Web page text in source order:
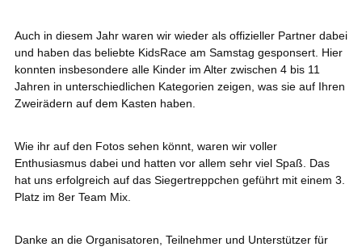
Auch in diesem Jahr waren wir wieder als offizieller Partner dabei
und haben das beliebte KidsRace am Samstag gesponsert. Hier
konnten insbesondere alle Kinder im Alter zwischen 4 bis 11
Jahren in unterschiedlichen Kategorien zeigen, was sie auf Ihren
Zweirädern auf dem Kasten haben.
Wie ihr auf den Fotos sehen könnt, waren wir voller
Enthusiasmus dabei und hatten vor allem sehr viel Spaß. Das
hat uns erfolgreich auf das Siegertreppchen geführt mit einem 3.
Platz im 8er Team Mix.
Danke an die Organisatoren, Teilnehmer und Unterstützer für